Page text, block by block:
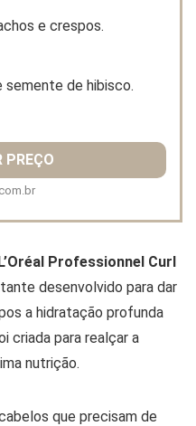
e crespos.
semente de hibisco.
PREÇO
Professionnel Curl
desenvolvido para dar
a hidratação profunda
criada para realçar a
nutrição.
que precisam de